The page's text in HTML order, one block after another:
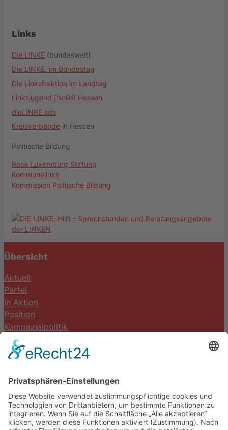
Links
Die LINKE (bundesweit)
Die LINKE. im Bundestag
Die Linksfraktion im Landtag
Linksjugend ['solid] Hessen
dieLINKE.sds
Kreisverbände in Hessen
Politische Bildung
Rosa Luxemburg Stiftung
Kommunelinks
Kommission Politische Bildung
Übersicht
Aktuell
Partei
In Aktion
Position
Kommunalpolitik
Termine
DIE LINKE. Schwalm-Eder
Steingasse 5
34613 Schwalmstadt